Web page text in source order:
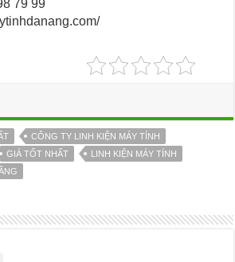
79 99
CÔNG TY LINH KIỆN MÁY TÍNH
GIÁ TỐT NHẤT
LINH KIỆN MÁY TÍNH